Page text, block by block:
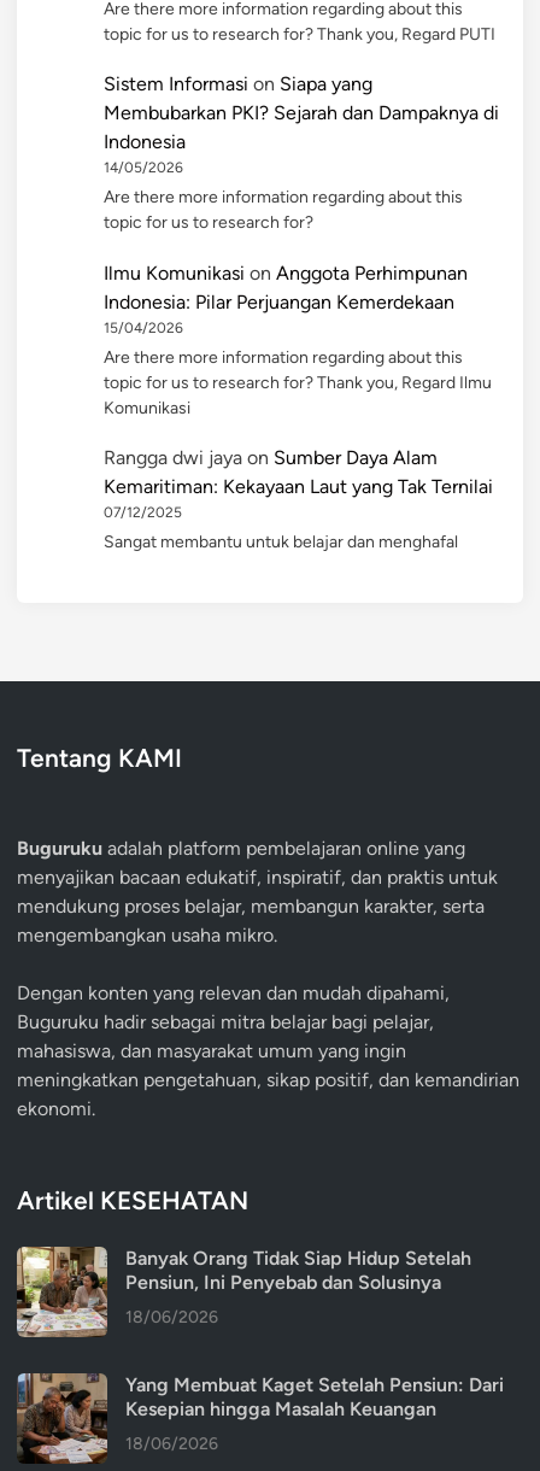
Are there more information regarding about this
topic for us to research for? Thank you, Regard PUTI
Sistem Informasi on Siapa yang
Membubarkan PKI? Sejarah dan Dampaknya di
Indonesia
14/05/2026
Are there more information regarding about this
topic for us to research for?
Ilmu Komunikasi on Anggota Perhimpunan
Indonesia: Pilar Perjuangan Kemerdekaan
15/04/2026
Are there more information regarding about this
topic for us to research for? Thank you, Regard Ilmu
Komunikasi
Rangga dwi jaya on Sumber Daya Alam
Kemaritiman: Kekayaan Laut yang Tak Ternilai
07/12/2025
Sangat membantu untuk belajar dan menghafal
Tentang KAMI
Buguruku adalah platform pembelajaran online yang
menyajikan bacaan edukatif, inspiratif, dan praktis untuk
mendukung proses belajar, membangun karakter, serta
mengembangkan usaha mikro.
Dengan konten yang relevan dan mudah dipahami,
Buguruku hadir sebagai mitra belajar bagi pelajar,
mahasiswa, dan masyarakat umum yang ingin
meningkatkan pengetahuan, sikap positif, dan kemandirian
ekonomi.
Artikel KESEHATAN
Banyak Orang Tidak Siap Hidup Setelah
Pensiun, Ini Penyebab dan Solusinya
18/06/2026
Yang Membuat Kaget Setelah Pensiun: Dari
Kesepian hingga Masalah Keuangan
18/06/2026